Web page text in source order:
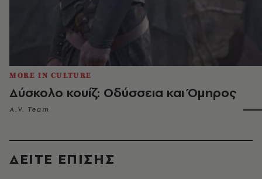
MORE IN CULTURE
Δύσκολο κουίζ: Οδύσσεια και Όμηρος
A.V. Team
ΔΕΙΤΕ ΕΠΙΣΗΣ